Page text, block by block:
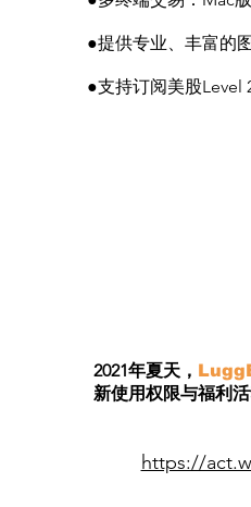
●提供专业、丰富的
●支持订阅美股Level
2021年夏天，
新使用权限与福利活
https://